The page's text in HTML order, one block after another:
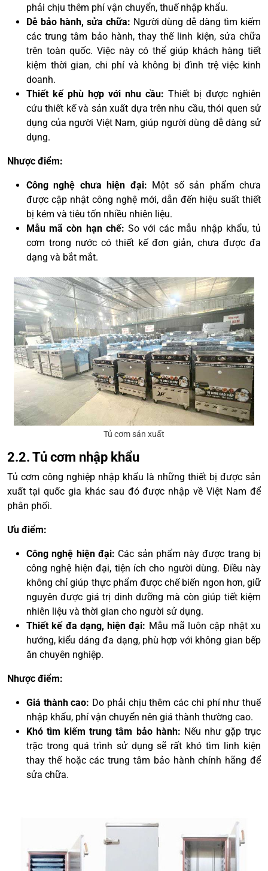
phải chịu thêm phí vận chuyển, thuế nhập khẩu.
Dễ bảo hành, sửa chữa: Người dùng dễ dàng tìm kiếm
các trung tâm bảo hành, thay thế linh kiện, sửa chữa
trên toàn quốc. Việc này có thể giúp khách hàng tiết
kiệm thời gian, chi phí và không bị đình trệ việc kinh
doanh.
Thiết kế phù hợp với nhu cầu: Thiết bị được nghiên
cứu thiết kế và sản xuất dựa trên nhu cầu, thói quen sử
dụng của người Việt Nam, giúp người dùng dễ dàng sử
dụng.
Nhược điểm:
Công nghệ chưa hiện đại: Một số sản phẩm chưa
được cập nhật công nghệ mới, dẫn đến hiệu suất thiết
bị kém và tiêu tốn nhiều nhiên liệu.
Mẫu mã còn hạn chế: So với các mẫu nhập khẩu, tủ
cơm trong nước có thiết kế đơn giản, chưa được đa
dạng và bắt mắt.
Tủ cơm sản xuất
2.2. Tủ cơm nhập khẩu
Tủ cơm công nghiệp nhập khẩu là những thiết bị được sản
xuất tại quốc gia khác sau đó được nhập về Việt Nam để
phân phối.
Ưu điểm:
Công nghệ hiện đại: Các sản phẩm này được trang bị
công nghệ hiện đại, tiện ích cho người dùng. Điều này
không chỉ giúp thực phẩm được chế biến ngon hơn, giữ
nguyên được giá trị dinh dưỡng mà còn giúp tiết kiệm
nhiên liệu và thời gian cho người sử dụng.
Thiết kế đa dạng, hiện đại: Mẫu mã luôn cập nhật xu
hướng, kiểu dáng đa dạng, phù hợp với không gian bếp
ăn chuyên nghiệp.
Nhược điểm:
Giá thành cao: Do phải chịu thêm các chi phí như thuế
nhập khẩu, phí vận chuyển nên giá thành thường cao.
Khó tìm kiếm trung tâm bảo hành: Nếu như gặp trục
trặc trong quá trình sử dụng sẽ rất khó tìm linh kiện
thay thế hoặc các trung tâm bảo hành chính hãng để
sửa chữa.